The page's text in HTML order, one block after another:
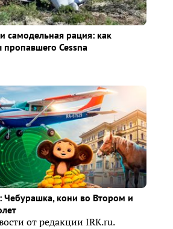
самодельная рация: как
пропавшего Cessna
Чебурашка, кони во Втором и
от редакции IRK.ru.